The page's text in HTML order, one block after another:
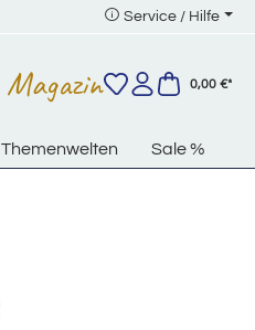
Service / Hilfe
Magazin 0,00 €*
Themenwelten Sale %